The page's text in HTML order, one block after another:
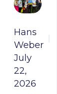
Hans
Weber
July
22,
2026